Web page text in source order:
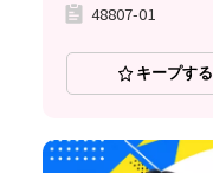
48807-01
キープする